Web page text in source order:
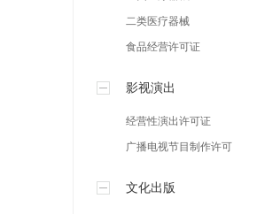
二类医疗器械
食品经营许可证
影视演出
经营性演出许可证
广播电视节目制作许可
文化出版